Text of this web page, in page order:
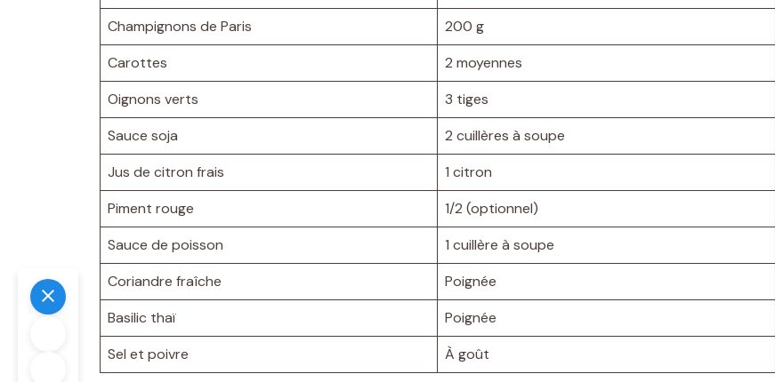
Champignons de Paris
200 g
Carottes
2 moyennes
Oignons verts
3 tiges
Sauce soja
2 cuillères à soupe
Jus de citron frais
1 citron
Piment rouge
1/2 (optionnel)
Sauce de poisson
1 cuillère à soupe
Coriandre fraîche
Poignée
Basilic thaï
Poignée
Sel et poivre
À goût